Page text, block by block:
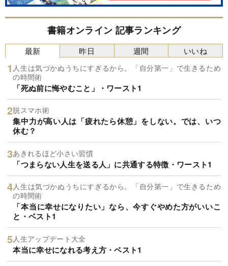
書籍オンライン 記事ランキング
最新
人生は気づかぬうちにすぎるから。「自分第一」で生きるため
の時間術
「死ぬ前に悔やむこと」・ワースト1
脱スマホ術
集中力が高い人は「疲れたら休憩」をしない。では、いつ
休む？
あきれるほど小さい習慣
「つまらない人生を送る人」に共通する特徴・ワースト1
人生は気づかぬうちにすぎるから。「自分第一」で生きるため
の時間術
「本当に幸せになりたい」なら、今すぐやめた方がいいこ
と・ベスト1
人生アップデート大全
本当に幸せになれる考え方・ベスト1
昨日 週間 いいね